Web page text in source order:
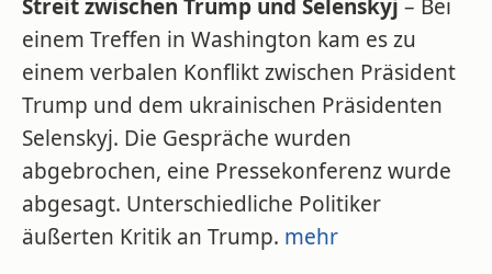
Streit zwischen Trump und Selenskyj – Bei
einem Treffen in Washington kam es zu
einem verbalen Konflikt zwischen Präsident
Trump und dem ukrainischen Präsidenten
Selenskyj. Die Gespräche wurden
abgebrochen, eine Pressekonferenz wurde
abgesagt. Unterschiedliche Politiker
äußerten Kritik an Trump. mehr